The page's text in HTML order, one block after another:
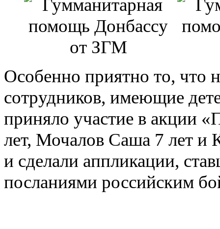
Особенно приятно то, что
сотрудников, имеющие
приняло участие в акции
лет, Мочалов Саша 7 лет и
и сделали аппликации,
посланиями российским